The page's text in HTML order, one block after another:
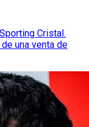
Cristal.
una venta de